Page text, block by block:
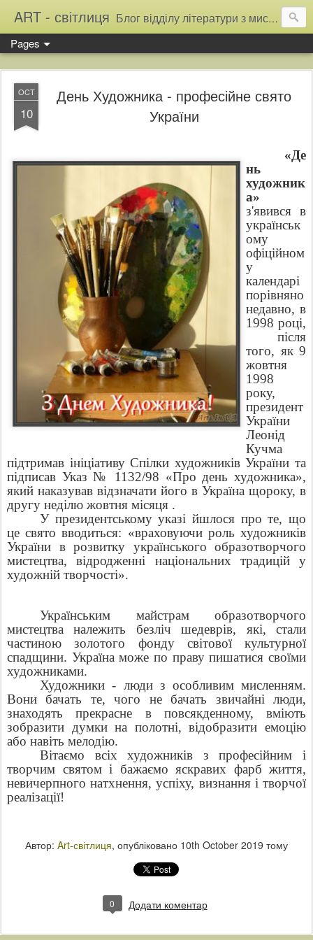
ART - світлиця Блог відділу літератури з мистецтва Тернопільської обласної універсальної наукової бібліотеки
Pages
OCT
10
День Художника - професійне свято
України
«Де
нь
художник
а»
з'явився в
українськ
ому
офіційном
у
календарі
порівняно
недавно, в
1998 році,
після
того, як 9
жовтня
1998
року,
президент
України
Леонід
Кучма
підтримав ініціативу Спілки художників України та
підписав Указ № 1132/98 «Про день художника»,
який наказував відзначати його в Україна щороку, в
другу неділю жовтня місяця .
У президентському указі йшлося про те, що
це свято вводиться: «враховуючи роль художників
України в розвитку українського образотворчого
мистецтва, відродженні національних традицій у
художній творчості».
Українським майстрам образотворчого
мистецтва належить безліч шедеврів, які, стали
частиною золотого фонду світової культурної
спадщини. Україна може по праву пишатися своїми
художниками.
Художники - люди з особливим мисленням.
Вони бачать те, чого не бачать звичайні люди,
знаходять прекрасне в повсякденному, вміють
зобразити думки на полотні, відобразити емоцію
або навіть мелодію.
Вітаємо всіх художників з професійним і
творчим святом і бажаємо яскравих фарб життя,
невичерпного натхнення, успіху, визнання і творчої
реалізації!
Автор: Art-світлиця, опубліковано 10th October 2019 тому
0 Додати коментар